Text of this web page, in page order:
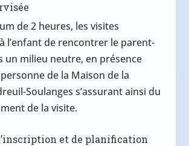
de 2 heures, les visites
l’enfant de rencontrer le parent-
un milieu neutre, en présence
de la Maison de la
Soulanges s’assurant ainsi du
de la visite.
et de planification